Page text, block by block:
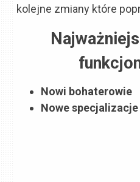
kolejne zmiany które
Nowi bohaterowie
Nowe specjalizacje